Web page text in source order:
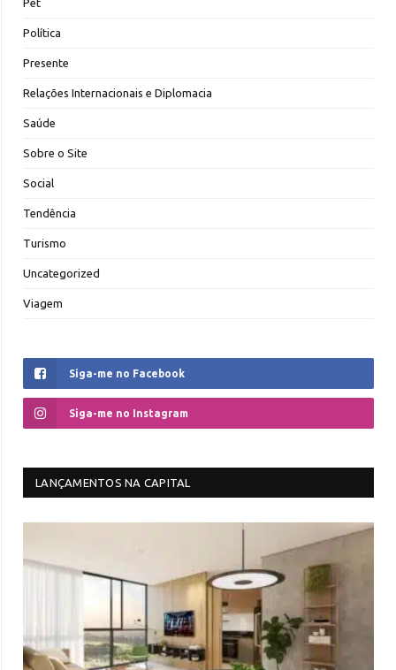
Pet
Política
Presente
Relações Internacionais e Diplomacia
Saúde
Sobre o Site
Social
Tendência
Turismo
Uncategorized
Viagem
Siga-me no Facebook
Siga-me no Instagram
LANÇAMENTOS NA CAPITAL